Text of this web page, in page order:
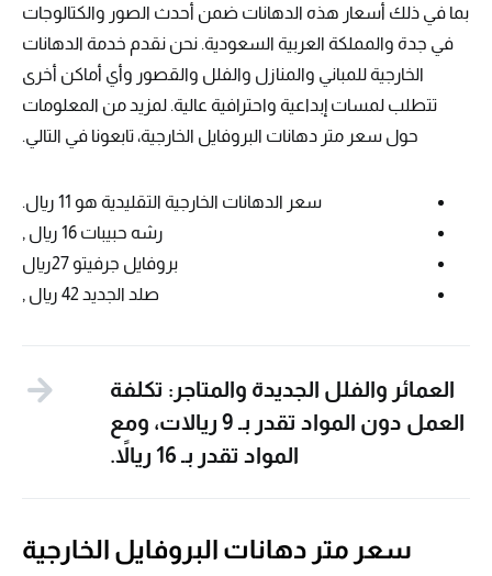
بما في ذلك أسعار هذه الدهانات ضمن أحدث الصور والكتالوجات
في جدة والمملكة العربية السعودية. نحن نقدم خدمة الدهانات
الخارجية للمباني والمنازل والفلل والقصور وأي أماكن أخرى
تتطلب لمسات إبداعية واحترافية عالية. لمزيد من المعلومات
حول سعر متر دهانات البروفايل الخارجية، تابعونا في التالي.
سعر الدهانات الخارجية التقليدية هو 11 ريال.
رشه حبيبات 16 ريال ,
بروفايل جرفيتو 27ريال
صلد الجديد 42 ريال ,
العمائر والفلل الجديدة والمتاجر: تكلفة
العمل دون المواد تقدر بـ 9 ريالات، ومع
المواد تقدر بـ 16 ريالاً.
سعر متر دهانات البروفايل الخارجية